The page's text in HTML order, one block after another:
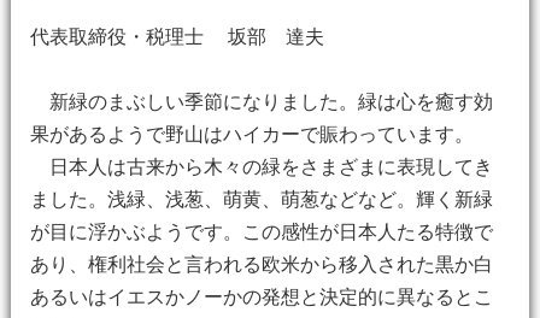
代表取締役・税理士 坂部 達夫
新緑のまぶしい季節になりました。緑は心を癒す効
果があるようで野山はハイカーで賑わっています。
日本人は古来から木々の緑をさまざまに表現してき
ました。浅緑、浅葱、萌黄、萌葱などなど。輝く新緑
が目に浮かぶようです。この感性が日本人たる特徴で
あり、権利社会と言われる欧米から移入された黒か白
あるいはイエスかノーかの発想と決定的に異なるとこ